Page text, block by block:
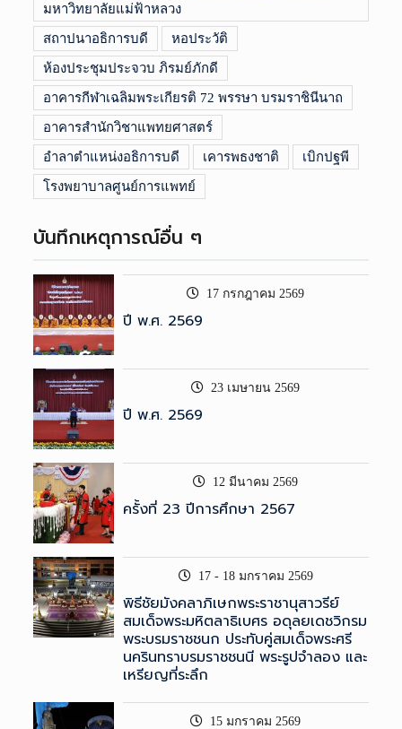
มหาวิทยาลัยแม่ฟ้าหลวง
สถาปนาอธิการบดี หอประวัติ
ห้องประชุมประจวบ ภิรมย์ภักดี
อาคารกีฬาเฉลิมพระเกียรติ 72 พรรษา บรมราชินีนาถ
อาคารสำนักวิชาแพทยศาสตร์
อำลาตำแหน่งอธิการบดี เคารพธงชาติ เบิกปฐพี
โรงพยาบาลศูนย์การแพทย์
บันทึกเหตุการณ์อื่น ๆ
17 กรกฎาคม 2569
ปี พ.ศ. 2569
23 เมษายน 2569
ปี พ.ศ. 2569
12 มีนาคม 2569
ครั้งที่ 23 ปีการศึกษา 2567
17 - 18 มกราคม 2569
พิธีชัยมังคลาภิเษกพระราชานุสาวรีย์
สมเด็จพระมหิตลาธิเบศร อดุลยเดชวิกรม
พระบรมราชชนก ประทับคู่สมเด็จพระศรี
นครินทราบรมราชชนนี พระรูปจำลอง และ
เหรียญที่ระลึก
15 มกราคม 2569